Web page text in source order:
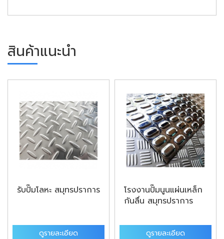
สินค้าแนะนำ
รับปั๊มโลหะ สมุทรปราการ
ดูรายละเอียด
โรงงานปั๊มนูนแผ่นเหล็ก
กันลื่น สมุทรปราการ
ดูรายละเอียด